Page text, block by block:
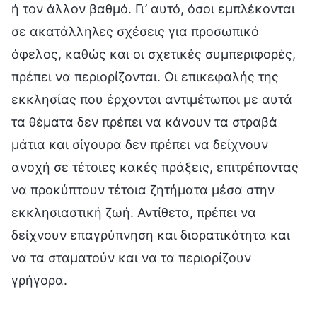
ή τον άλλον βαθμό. Γι’ αυτό, όσοι εμπλέκονται
σε ακατάλληλες σχέσεις για προσωπικό
όφελος, καθώς και οι σχετικές συμπεριφορές,
πρέπει να περιορίζονται. Οι επικεφαλής της
εκκλησίας που έρχονται αντιμέτωποι με αυτά
τα θέματα δεν πρέπει να κάνουν τα στραβά
μάτια και σίγουρα δεν πρέπει να δείχνουν
ανοχή σε τέτοιες κακές πράξεις, επιτρέποντας
να προκύπτουν τέτοια ζητήματα μέσα στην
εκκλησιαστική ζωή. Αντίθετα, πρέπει να
δείχνουν επαγρύπνηση και διορατικότητα και
να τα σταματούν και να τα περιορίζουν
γρήγορα.